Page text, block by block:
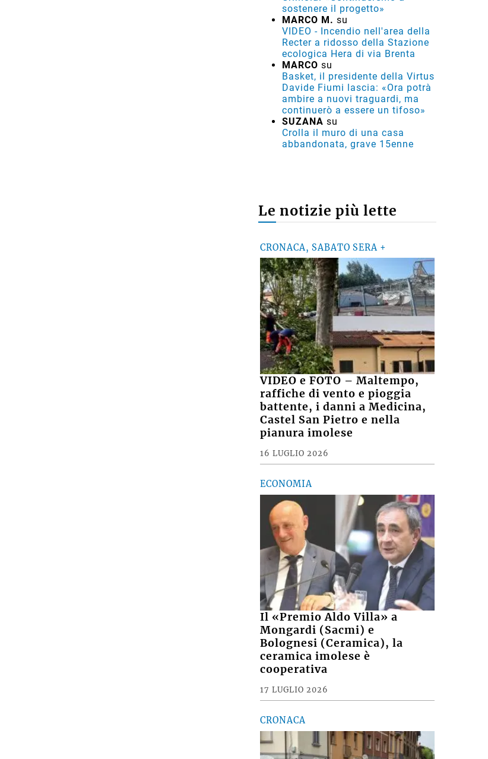
sostenere il progetto»
MARCO M. su
VIDEO - Incendio nell'area della
Recter a ridosso della Stazione
ecologica Hera di via Brenta
MARCO su
Basket, il presidente della Virtus
Davide Fiumi lascia: «Ora potrà
ambire a nuovi traguardi, ma
continuerò a essere un tifoso»
SUZANA su
Crolla il muro di una casa
abbandonata, grave 15enne
Le notizie più lette
CRONACA, SABATO SERA +
VIDEO e FOTO – Maltempo,
raffiche di vento e pioggia
battente, i danni a Medicina,
Castel San Pietro e nella
pianura imolese
16 LUGLIO 2026
ECONOMIA
Il «Premio Aldo Villa» a
Mongardi (Sacmi) e
Bolognesi (Ceramica), la
ceramica imolese è
cooperativa
17 LUGLIO 2026
CRONACA